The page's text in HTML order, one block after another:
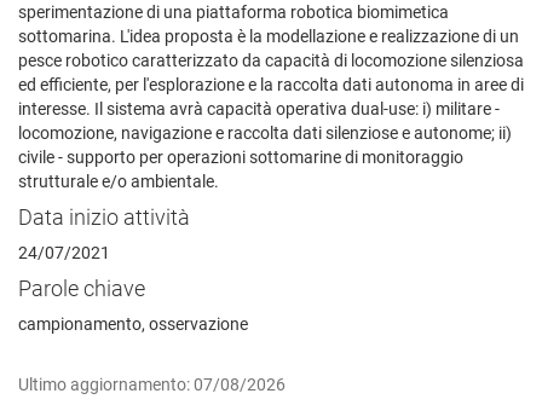
sperimentazione di una piattaforma robotica biomimetica
sottomarina. L'idea proposta è la modellazione e realizzazione di un
pesce robotico caratterizzato da capacità di locomozione silenziosa
ed efficiente, per l'esplorazione e la raccolta dati autonoma in aree di
interesse. Il sistema avrà capacità operativa dual-use: i) militare -
locomozione, navigazione e raccolta dati silenziose e autonome; ii)
civile - supporto per operazioni sottomarine di monitoraggio
strutturale e/o ambientale.
Data inizio attività
24/07/2021
Parole chiave
campionamento, osservazione
Ultimo aggiornamento: 07/08/2026